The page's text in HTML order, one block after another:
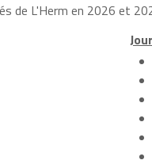
de L'Herm en 2026 et